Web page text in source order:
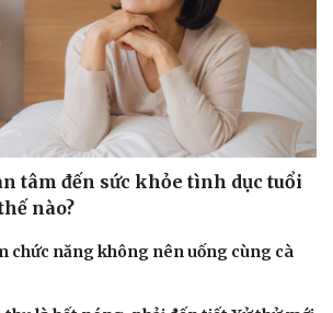
tâm đến sức khỏe tình dục tuổi
nào?
chức năng không nên uống cùng cà